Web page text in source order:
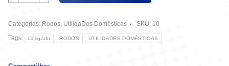
60
C/C
Alum
Categorias: Rodos, UtilidaDes Domésticas SKU: 10
Tags:
Coligado RODOS UTILIDADES DOMÉSTICAS